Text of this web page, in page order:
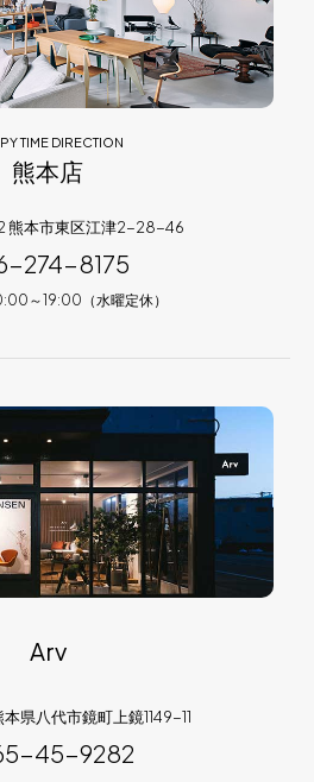
TIME DIRECTION
熊本店
本市東区江津2-28-46
274-8175
～19:00（水曜定休）
Arv
県八代市鏡町上鏡1149-11
45-9282